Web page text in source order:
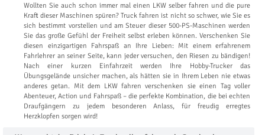
Wollten Sie auch schon immer mal einen LKW selber fahren und die pure
Kraft dieser Maschinen spüren? Truck fahren ist nicht so schwer, wie Sie es
sich bestimmt vorstellen und am Steuer dieser 500-PS-Maschinen werden
Sie das große Gefühl der Freiheit selbst erleben können. Verschenken Sie
diesen einzigartigen Fahrspaß an Ihre Lieben: Mit einem erfahrenem
Fahrlehrer an seiner Seite, kann jeder versuchen, den Riesen zu bändigen!
Nach einer kurzen Einfahrzeit werden Ihre Hobby-Trucker das
Übungsgelände unsicher machen, als hätten sie in Ihrem Leben nie etwas
anderes getan. Mit dem LKW fahren verschenken sie einen Tag voller
Abenteuer, Action und Fahrspaß – die perfekte Kombination, die bei echten
Draufgängern zu jedem besonderen Anlass, für freudig erregtes
Herzklopfen sorgen wird!